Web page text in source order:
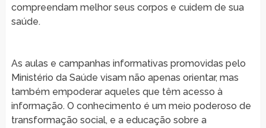
compreendam melhor seus corpos e cuidem de sua
saúde.
As aulas e campanhas informativas promovidas pelo
Ministério da Saúde visam não apenas orientar, mas
também empoderar aqueles que têm acesso à
informação. O conhecimento é um meio poderoso de
transformação social, e a educação sobre a